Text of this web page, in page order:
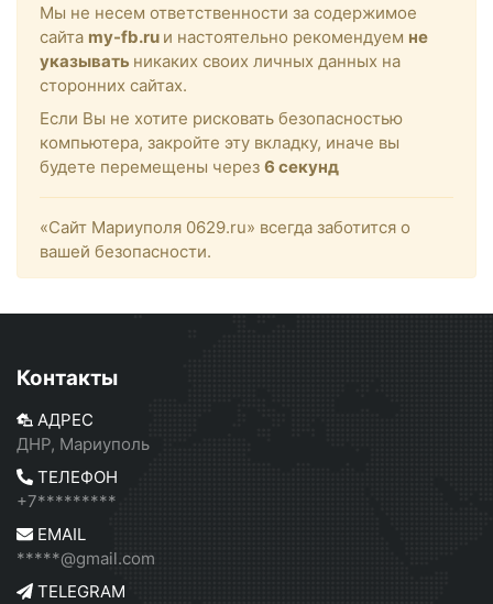
Мы не несем ответственности за содержимое
сайта my-fb.ru и настоятельно рекомендуем не
указывать никаких своих личных данных на
сторонних сайтах.
Если Вы не хотите рисковать безопасностью
компьютера, закройте эту вкладку, иначе вы
будете перемещены через 6 секунд
«Сайт Мариуполя 0629.ru» всегда заботится о
вашей безопасности.
Контакты
АДРЕС
ДНР, Мариуполь
ТЕЛЕФОН
+7*********
EMAIL
*****@gmail.com
TELEGRAM